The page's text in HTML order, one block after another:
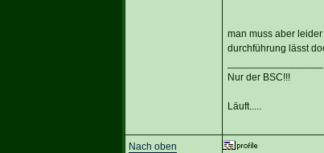
man muss aber
durchführung lässt
Nur der BSC!!!
Läuft.....
Nach oben